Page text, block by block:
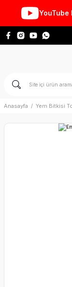
YouTube
Anasayfa Yem Bitkisi